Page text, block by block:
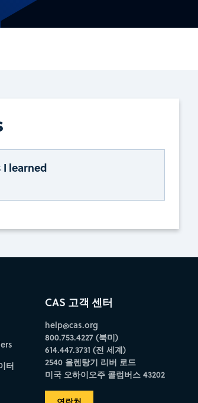
learned
터
CAS 고객 센터
help@cas.org
800.753.4227 (북미)
614.447.3731 (전 세계)
2540 올렌탕기 리버 로드
미국 오하이오주 콜럼버스 43202